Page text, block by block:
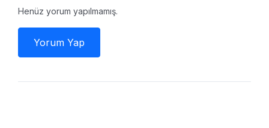
Henüz yorum yapılmamış.
Yorum Yap